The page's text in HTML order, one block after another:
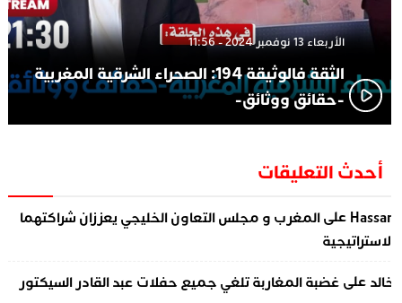
الأربعاء 13 نوفمبر 2024 - 11:56
الثقة فالوثيقة 194: الصحراء الشرقية المغربية
-حقائق ووثائق-
أحدث التعليقات
علىالمغرب و مجلس التعاون الخليجي يعززان شراكتهما
علىغضبة المغاربة تلغي جميع حفلات عبد القادر السيكتور